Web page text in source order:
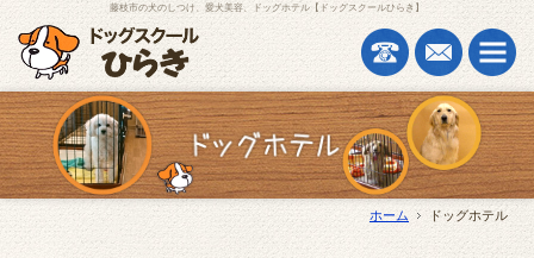
藤枝市の犬のしつけ、愛犬美容、ドッグホテル【ドッグスクールひらき】
ホーム ドッグホテル